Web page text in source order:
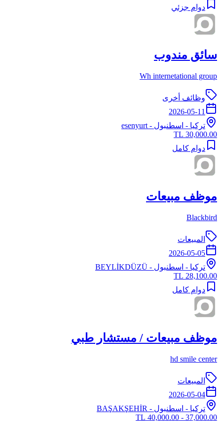
دوام جزئي
سائق مندوب
Wh internetational group
وظائف أخرى
2026-05-11
تركيا - اسطنبول - esenyurt
30,000.00 TL
دوام كامل
موظف مبيعات
Blackbird
المبيعات
2026-05-05
تركيا - اسطنبول - BEYLİKDÜZÜ
28,100.00 TL
دوام كامل
موظف مبيعات / مستشار طبي
hd smile center
المبيعات
2026-05-04
تركيا - اسطنبول - BAŞAKŞEHİR
37,000.00 - 40,000.00 TL